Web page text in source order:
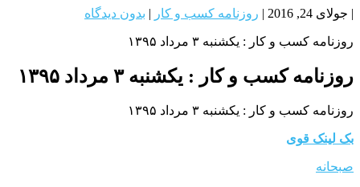
| جولای 24, 2016 | روزنامه كسب و كار | بدون دیدگاه
روزنامه كسب و كار : یکشنبه‌ ۳ مرداد ۱۳۹۵
روزنامه كسب و كار : یکشنبه‌ ۳ مرداد ۱۳۹۵
روزنامه كسب و كار : یکشنبه‌ ۳ مرداد ۱۳۹۵
بک لینک قوی
صبحانه